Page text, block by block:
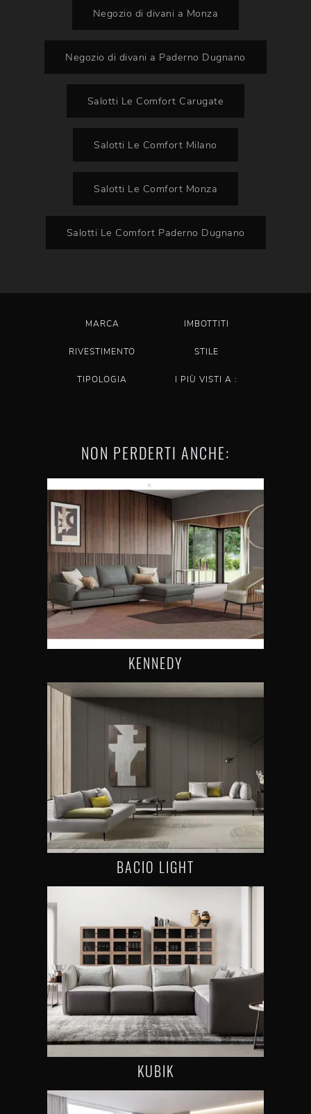
Negozio di divani a Monza
Negozio di divani a Paderno Dugnano
Salotti Le Comfort Carugate
Salotti Le Comfort Milano
Salotti Le Comfort Monza
Salotti Le Comfort Paderno Dugnano
MARCA IMBOTTITI
RIVESTIMENTO STILE
TIPOLOGIA I PIÙ VISTI A :
NON PERDERTI ANCHE:
KENNEDY
BACIO LIGHT
KUBIK